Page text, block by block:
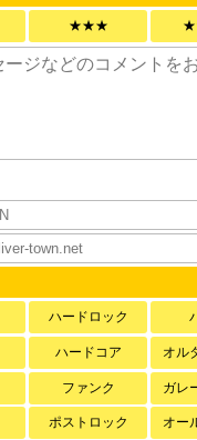
★★★
ハードロック
ハードコア オル
ファンク ガレ
ポストロック オー